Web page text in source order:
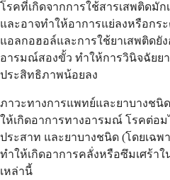
โรคที่เกิดจากการใช้สารเสพติดมั
และอาจทำให้อาการแย่ลงหรือกร
แอลกอฮอล์และการใช้ยาเสพติดยั
อารมณ์สองขั้ว ทำให้การวินิจฉัยย
ประสิทธิภาพน้อยลง
ภาวะทางการแพทย์และยาบางชนิ
ให้เกิดอาการทางอารมณ์ โรคต่อ
ประสาท และยาบางชนิด (โดยเฉพ
ทำให้เกิดอาการคลั่งหรือซึมเศร้า
เหล่านี้